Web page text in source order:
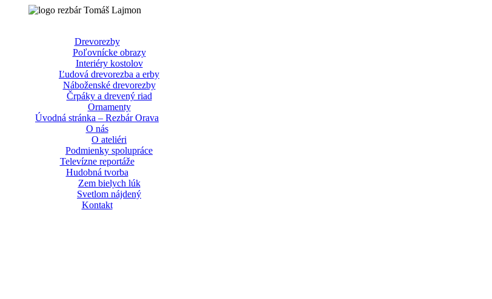
Drevorezby
Poľovnícke obrazy
Interiéry kostolov
Ľudová drevorezba a erby
Náboženské drevorezby
Črpáky a drevený riad
Ornamenty
Úvodná stránka – Rezbár Orava
O nás
O ateliéri
Podmienky spolupráce
Televízne reportáže
Hudobná tvorba
Zem bielych lúk
Svetlom nájdený
Kontakt